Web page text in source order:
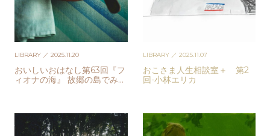
LIBRARY ／ 2025.11.20
おいしいおはなし第63回『フ
ィオナの海』 故郷の島でみん
LIBRARY／ 2025.11.07
おこさま人生相談室＋ 第2
回-小林エリカ